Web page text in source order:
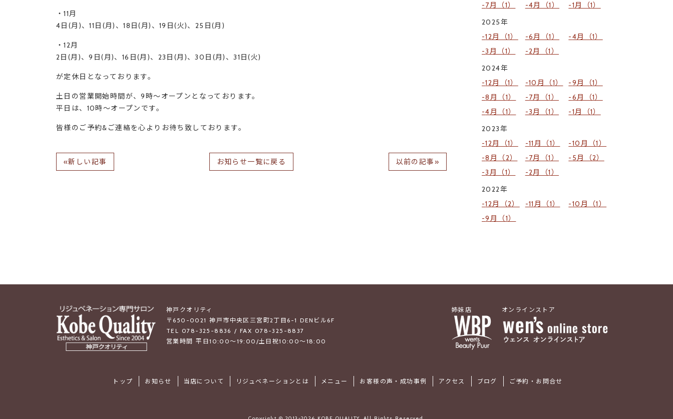
・11月
4日(月)、11日(月)、18日(月)、19日(火)、25日(月)
・12月
2日(月)、9日(月)、16日(月)、23日(月)、30日(月)、31日(火)
が定休日となっております。
土日の営業開始時間が、9時～オープンとなっております。
平日は、10時～オープンです。
皆様のご予約&ご連絡を心よりお待ち致しております。
«新しい記事 お知らせ一覧に戻る 以前の記事»
7月（1）
4月（1）
1月（1）
2025年
12月（1）
6月（1）
4月（1）
3月（1）
2月（1）
2024年
12月（1）
10月（1）
9月（1）
8月（1）
7月（1）
6月（1）
4月（1）
3月（1）
1月（1）
2023年
12月（1）
11月（1）
10月（1）
8月（2）
7月（1）
5月（2）
3月（1）
2月（1）
2022年
12月（2）
11月（1）
10月（1）
9月（1）
神戸クオリティ
〒650-0021 神戸市中央区三宮町2丁目6-1 DENビル6F
TEL 078-325-8836 / FAX 078-325-8837
営業時間 平日10:00～19:00/土日祝10:00～18:00
姉妹店 オンラインストア
トップ お知らせ 当店について リジュベネーションとは メニュー お客様の声・成功事例 アクセス ブログ ご予約・お問合せ